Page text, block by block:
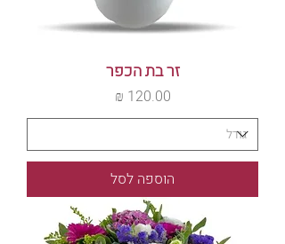
זר בת הכפר
מחיר
הוספה לסל